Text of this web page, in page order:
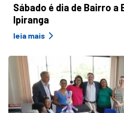
Sábado é dia de Bairro a
Ipiranga
leia mais